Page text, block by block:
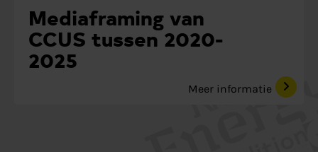
Mediaframing van
CCUS tussen 2020-
2025
Meer informatie